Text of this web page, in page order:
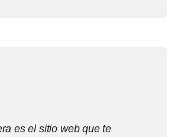
es el sitio web que te